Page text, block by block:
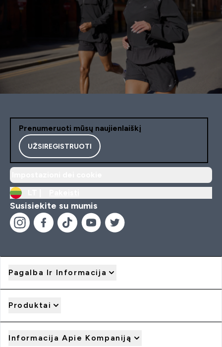
Prenumeruoti mūsų naujienlaiškį
UŽSIREGISTRUOTI
Susisiekite su mumis
Pagalba Ir Informacija
Produktai
Informacija Apie Kompaniją